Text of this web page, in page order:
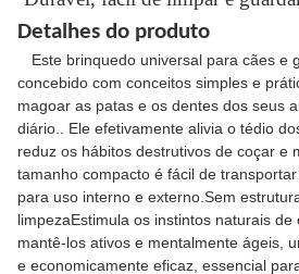
Detalhes do produto
Este brinquedo universal para cães e
concebido com conceitos simples e
magoar as patas e os dentes dos seus
diário.. Ele efetivamente alivia o tédio
reduz os hábitos destrutivos de coçar e
tamanho compacto é fácil de
para uso interno e externo.Sem
limpezaEstimula os instintos naturais de
mantê-los ativos e mentalmente ágeis,
e economicamente eficaz, essencial